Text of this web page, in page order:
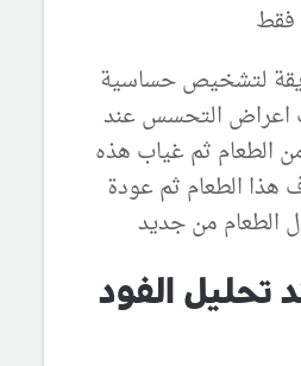
فقط
لتشخيص حساسية
اعراض التحسس عند
الطعام ثم غياب هذه
الطعام ثم عودة
الطعام من جديد
تحليل الفود